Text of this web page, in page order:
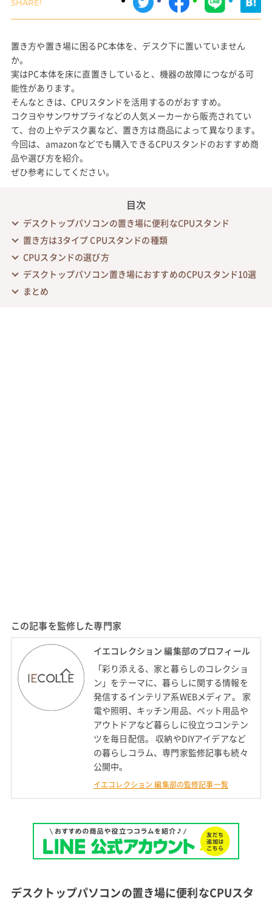
置き方や置き場に困るPC本体を、デスク下に置いていません
か。
実はPC本体を床に直置きしていると、機器の故障につながる可
能性があります。
そんなときは、CPUスタンドを活用するのがおすすめ。
コクヨやサンワサプライなどの人気メーカーから販売されてい
て、台の上やデスク裏など、置き方は商品によって異なります。
今回は、amazonなどでも購入できるCPUスタンドのおすすめ商
品や選び方を紹介。
ぜひ参考にしてください。
目次
デスクトップパソコンの置き場に便利なCPUスタンド
置き方は3タイプ CPUスタンドの種類
CPUスタンドの選び方
デスクトップパソコン置き場におすすめのCPUスタンド10選
まとめ
この記事を監修した専門家
イエコレクション 編集部のプロフィール
「彩り添える、家と暮らしのコレクショ
ン」をテーマに、暮らしに関する情報を
発信するインテリア系WEBメディア。 家
電や照明、キッチン用品、ペット用品や
アウトドアなど暮らしに役立つコンテン
ツを毎日配信。 収納やDIYアイデアなど
の暮らしコラム、専門家監修記事も続々
公開中。
イエコレクション 編集部の監修記事一覧
デスクトップパソコンの置き場に便利なCPUスタ